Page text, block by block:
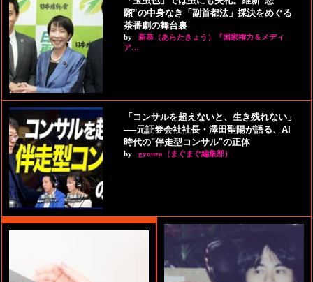
願”の中身なき「副首都法」採決をめぐる
茶番劇の舞台裏
by
新恭（あらたきょう）『国家権力＆メディ
ア…
「コンサルを超えないと、生き残れない」
──元証券会社社長・澤田聖陽が語る、AI
時代の"伴走型コンサル"の正体
by gyouza（まぐまぐ編集部）